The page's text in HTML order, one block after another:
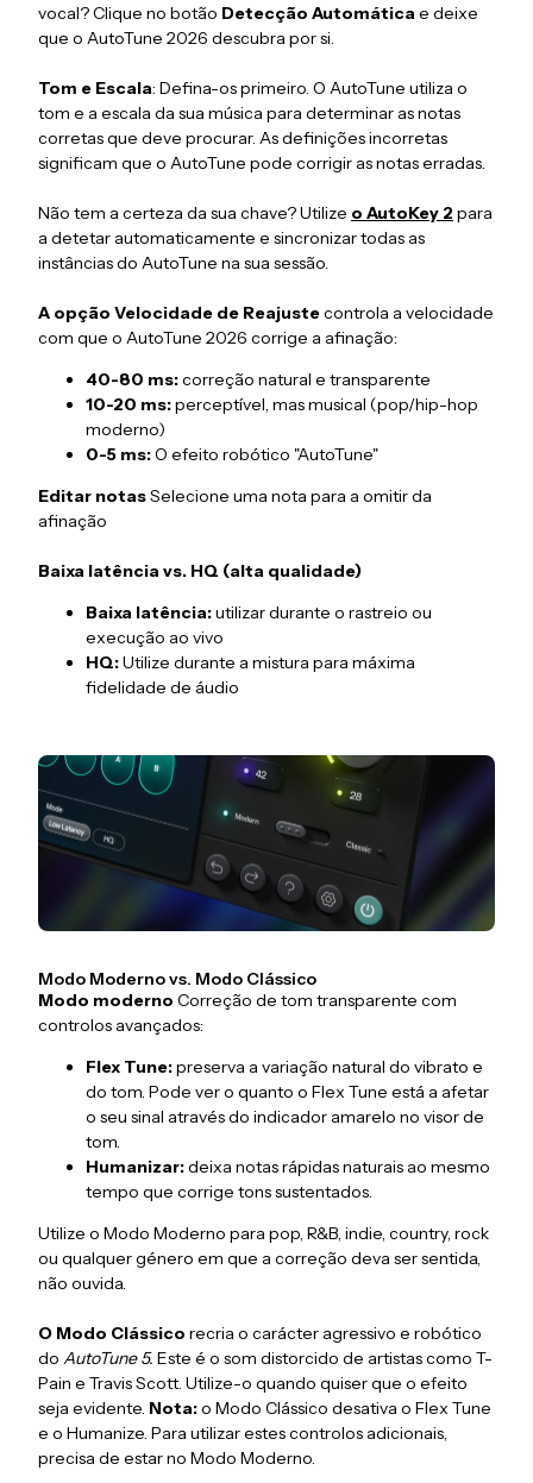
vocal? Clique no botão Detecção Automáticae deixe
que o AutoTune 2026 descubra por si.
Tom e Escala: Defina-os primeiro. O AutoTune utiliza o
tom e a escala da sua música para determinar as notas
corretas que deve procurar. As definições incorretas
significam que o AutoTune pode corrigir as notas erradas.
Não tem a certeza da sua chave? Utilize o AutoKey 2 para
a detetar automaticamente e sincronizar todas as
instâncias do AutoTune na sua sessão.
A opção Velocidade de Reajustecontrola a velocidade
com que o AutoTune 2026 corrige a afinação:
40-80 ms:correção natural e transparente
10-20 ms:perceptível, mas musical (pop/hip-hop
moderno)
0-5 ms:O efeito robótico "AutoTune"
Editar notasSelecione uma nota para a omitir da
afinação
Baixa latência vs. HQ (alta qualidade)
Baixa latência:utilizar durante o rastreio ou
execução ao vivo
HQ:Utilize durante a mistura para máxima
fidelidade de áudio
Modo Moderno vs. Modo Clássico
Modo moderno Correção de tom transparente com
controlos avançados:
Flex Tune:preserva a variação natural do vibrato e
do tom. Pode ver o quanto o Flex Tune está a afetar
o seu sinal através do indicador amarelo no visor de
tom.
Humanizar:deixa notas rápidas naturais ao mesmo
tempo que corrige tons sustentados.
Utilize o Modo Moderno para pop, R&B, indie, country, rock
ou qualquer género em que a correção deva ser sentida,
não ouvida.
O Modo Clássico recria o carácter agressivo e robótico
do AutoTune 5. Este é o som distorcido de artistas como T-
Pain e Travis Scott. Utilize-o quando quiser que o efeito
seja evidente. Nota:o Modo Clássico desativa o Flex Tune
e o Humanize. Para utilizar estes controlos adicionais,
precisa de estar no Modo Moderno.